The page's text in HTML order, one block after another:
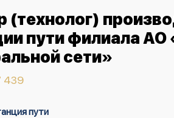
(технолог)
пути филиала
сети»
439
пути